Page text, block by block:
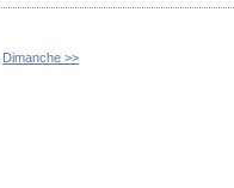
Dimanche >>